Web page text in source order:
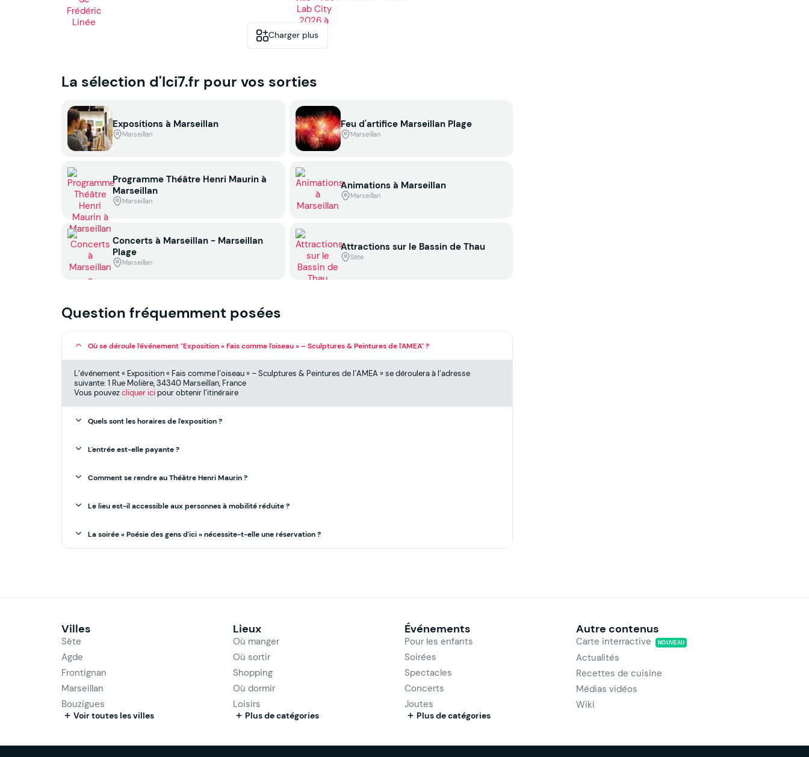
Charger plus
La sélection d'Ici7.fr pour vos sorties
Expositions à Marseillan
Marseillan
Feu d'artifice Marseillan Plage
Marseillan
Programme Théâtre Henri Maurin à
Marseillan
Marseillan
Animations à Marseillan
Marseillan
Concerts à Marseillan - Marseillan
Plage
Marseillan
Attractions sur le Bassin de Thau
Sète
Question fréquemment posées
Où se déroule l'événement "Exposition « Fais comme l'oiseau » – Sculptures & Peintures de l'AMEA" ?
L’événement « Exposition « Fais comme l’oiseau » – Sculptures & Peintures de l’AMEA » se déroulera à l’adresse
suivante: 1 Rue Molière, 34340 Marseillan, France
Vous pouvezcliquer icipour obtenir l’itinéraire
Quels sont les horaires de l'exposition ?
L'entrée est-elle payante ?
Comment se rendre au Théâtre Henri Maurin ?
Le lieu est-il accessible aux personnes à mobilité réduite ?
La soirée « Poésie des gens d'ici » nécessite-t-elle une réservation ?
Villes
Sète
Agde
Frontignan
Marseillan
Bouzigues
Voir toutes les villes
Lieux
Où manger
Où sortir
Shopping
Où dormir
Loisirs
Plus de catégories
Événements
Pour les enfants
Soirées
Spectacles
Concerts
Joutes
Plus de catégories
Autre contenus
Carte interractive NOUVEAU
Actualités
Recettes de cuisine
Médias vidéos
Wiki